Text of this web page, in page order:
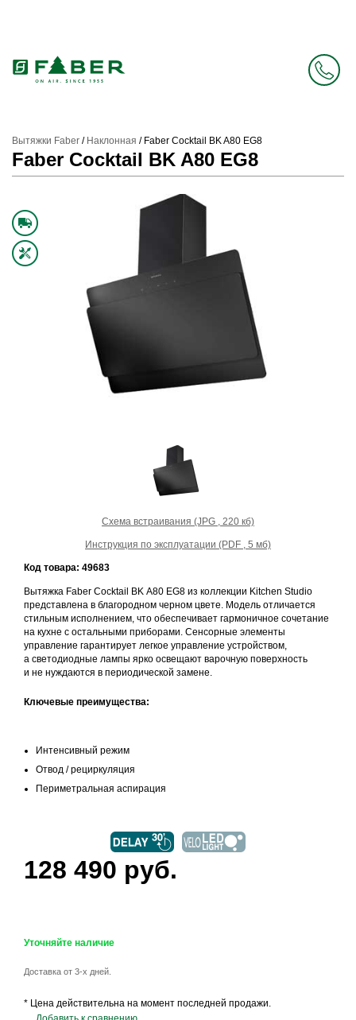
Вытяжки Faber / Наклонная / Faber Cocktail BK A80 EG8
Faber Cocktail BK A80 EG8
Схема встраивания (JPG , 220 кб)
Инструкция по эксплуатации (PDF , 5 мб)
Код товара: 49683
Вытяжка Faber Cocktail BK A80 EG8 из коллекции Kitchen Studio
представлена в благородном черном цвете. Модель отличается
стильным исполнением, что обеспечивает гармоничное сочетание
на кухне с остальными приборами. Сенсорные элементы
управление гарантирует легкое управление устройством,
а светодиодные лампы ярко освещают варочную поверхность
и не нуждаются в периодической замене.
Ключевые преимущества:
Интенсивный режим
Отвод / рециркуляция
Периметральная аспирация
128 490 руб.
Уточняйте наличие
Доставка от 3-х дней.
* Цена действительна на момент последней продажи.